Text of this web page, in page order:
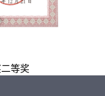
等奖